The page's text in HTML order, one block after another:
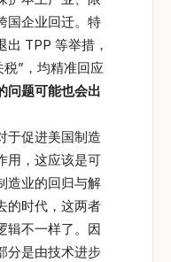
国企业回迁。特
TPP 等举措，
”，均精准回应
问题可能也会出
于促进美国制造
用，这应该是可
造业的回归与解
的时代，这两者
辑不一样了。因
分是由技术进步